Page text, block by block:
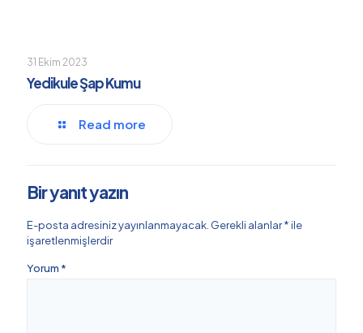
31 Ekim 2023
Yedikule Şap Kumu
Read more
Bir yanıt yazın
E-posta adresiniz yayınlanmayacak. Gerekli alanlar*ile
işaretlenmişlerdir
Yorum *